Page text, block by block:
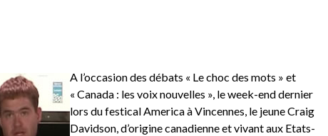
A l’occasion des débats « Le choc des mots » et
« Canada : les voix nouvelles », le week-end dernier
lors du festical America à Vincennes, le jeune Craig
Davidson, d’origine canadienne et vivant aux Etats-